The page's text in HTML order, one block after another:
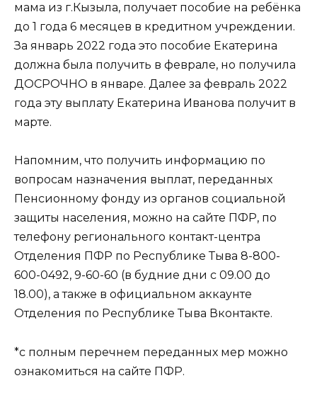
мама из г.Кызыла, получает пособие на ребёнка
до 1 года 6 месяцев в кредитном учреждении.
За январь 2022 года это пособие Екатерина
должна была получить в феврале, но получила
ДОСРОЧНО в январе. Далее за февраль 2022
года эту выплату Екатерина Иванова получит в
марте.
Напомним, что получить информацию по
вопросам назначения выплат, переданных
Пенсионному фонду из органов социальной
защиты населения, можно на сайте ПФР, по
телефону регионального контакт-центра
Отделения ПФР по Республике Тыва 8-800-
600-0492, 9-60-60 (в будние дни с 09.00 до
18.00), а также в официальном аккаунте
Отделения по Республике Тыва Вконтакте.
*с полным перечнем переданных мер можно
ознакомиться на сайте ПФР.